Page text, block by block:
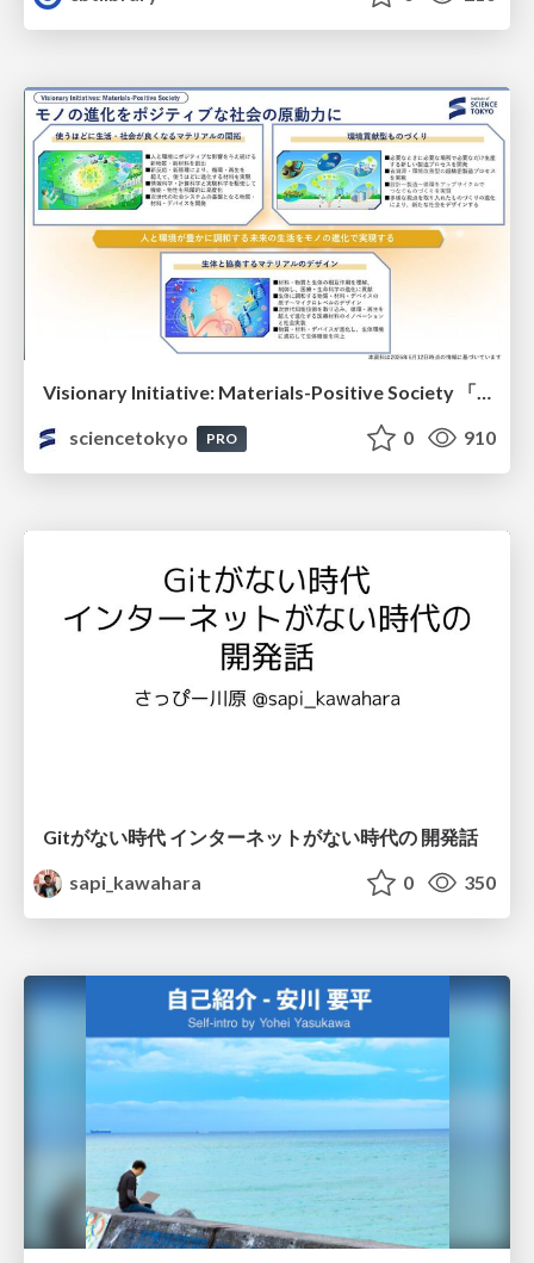
Visionary Initiative: Materials-Positive Society 「モノの進化をポジティブな社会の原動力に」｜Science Tokyo（東京科学大学）
sciencetokyo
PRO 0 910
Gitがない時代 インターネットがない時代の 開発話
sapi_kawahara
0 350